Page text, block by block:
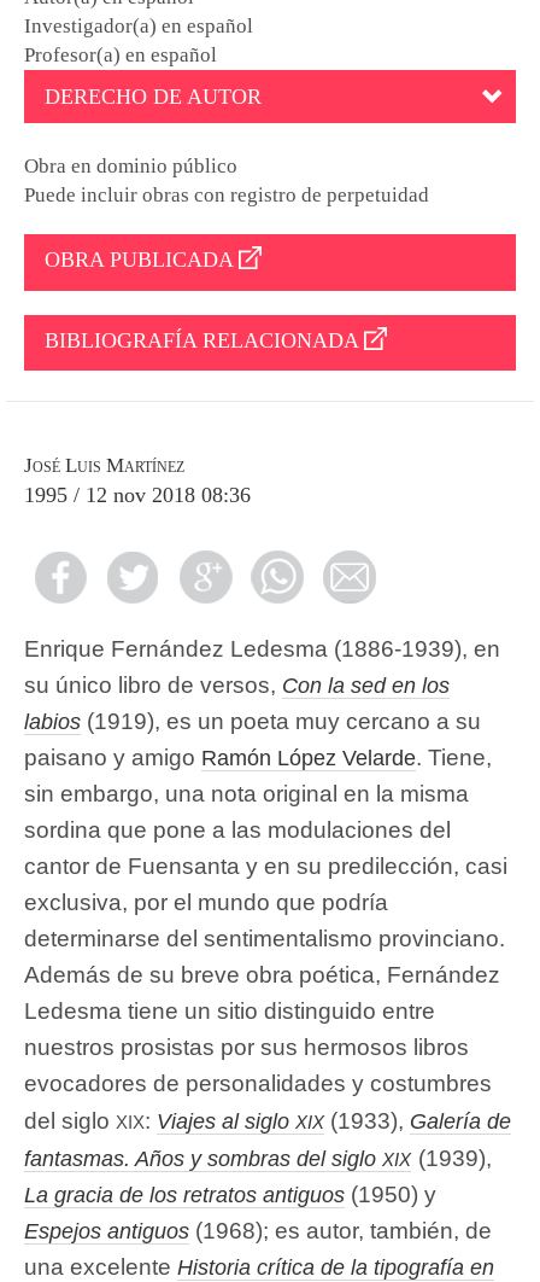
Investigador(a) en español
Profesor(a) en español
DERECHO DE AUTOR
Obra en dominio público
Puede incluir obras con registro de perpetuidad
OBRA PUBLICADA
BIBLIOGRAFÍA RELACIONADA
José Luis Martínez
1995 / 12 nov 2018 08:36
Enrique Fernández Ledesma (1886-1939), en
su único libro de versos, Con la sed en los
labios (1919), es un poeta muy cercano a su
paisano y amigo Ramón López Velarde. Tiene,
sin embargo, una nota original en la misma
sordina que pone a las modulaciones del
cantor de Fuensanta y en su predilección, casi
exclusiva, por el mundo que podría
determinarse del sentimentalismo provinciano.
Además de su breve obra poética, Fernández
Ledesma tiene un sitio distinguido entre
nuestros prosistas por sus hermosos libros
evocadores de personalidades y costumbres
del siglo xix: Viajes al siglo xix (1933), Galería de
fantasmas. Años y sombras del siglo xix (1939),
La gracia de los retratos antiguos (1950) y
Espejos antiguos (1968); es autor, también, de
una excelente Historia crítica de la tipografía en